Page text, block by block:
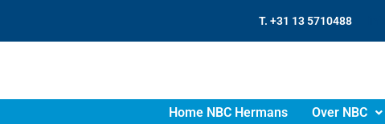
T. +31 13 5710488
Home NBC Hermans Over NBC